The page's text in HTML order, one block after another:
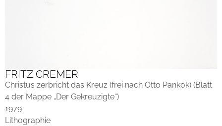
FRITZ CREMER
Christus zerbricht das Kreuz (frei nach Otto Pankok) (Blatt
4 der Mappe „Der Gekreuzigte“)
1979
Lithographie